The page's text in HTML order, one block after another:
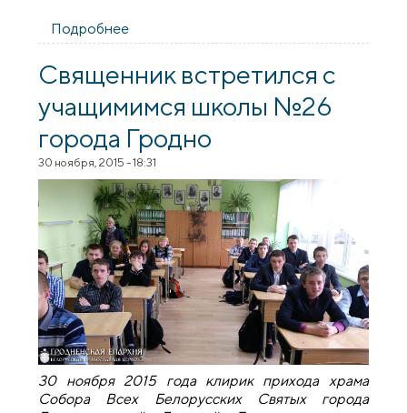
Подробнее
школы №26 города Гродно
Священник встретился с
учащимимся школы №26
города Гродно
30 ноября, 2015 - 18:31
30 ноября 2015 года клирик прихода храма
Собора Всех Белорусских Святых города